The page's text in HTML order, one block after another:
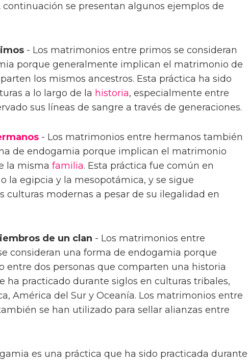
continuación se presentan algunos ejemplos de
- Los matrimonios entre primos se consideran
porque generalmente implican el matrimonio de
los mismos ancestros. Esta práctica ha sido
a lo largo de la historia, especialmente entre
sus líneas de sangre a través de generaciones.
- Los matrimonios entre hermanos también
de endogamia porque implican el matrimonio
la misma familia. Esta práctica fue común en
la egipcia y la mesopotámica, y se sigue
culturas modernas a pesar de su ilegalidad en
de un clan - Los matrimonios entre
consideran una forma de endogamia porque
entre dos personas que comparten una historia
ha practicado durante siglos en culturas tribales,
América del Sur y Oceanía. Los matrimonios entre
se han utilizado para sellar alianzas entre
es una práctica que ha sido practicada durante